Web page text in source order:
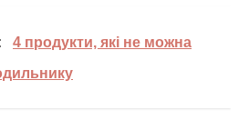
4 продукти, які не можна